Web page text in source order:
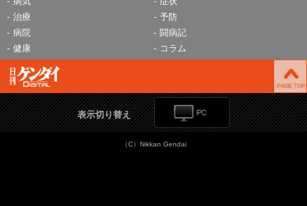
治療
予防
病院
闘病記
健康
コラム
表示切り替え
（C）Nikkan Gendai